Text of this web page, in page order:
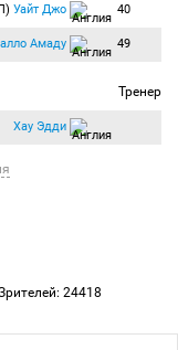
Уайт Джо 40
Амаду 49
Тренер
Хау Эдди
24418